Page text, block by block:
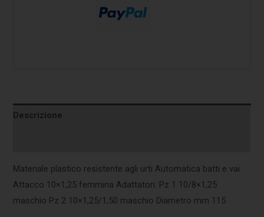
Descrizione
Materiale plastico resistente agli urti Automatica batti e vai
Attacco 10×1,25 femmina Adattatori: Pz 1 10/8×1,25
maschio Pz 2 10×1,25/1,50 maschio Diametro mm 115